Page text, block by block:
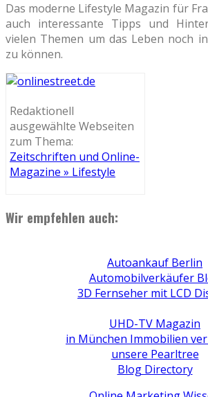
Das moderne Lifestyle Magazin für
auch interessante Tipps und
vielen Themen um das Leben noch
zu können.
Redaktionell
ausgewählte Webseiten
zum Thema:
Zeitschriften und Online-
Magazine » Lifestyle
Wir empfehlen auch:
Autoankauf Berlin
Automobilverkäufer
3D Fernseher mit LCD
UHD-TV Magazin
in München Immobilien
unsere Pearltree
Blog Directory